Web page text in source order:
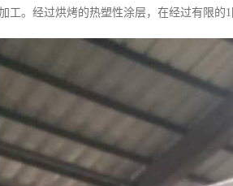
工。经过烘烤的热塑性涂层，在经过有限的